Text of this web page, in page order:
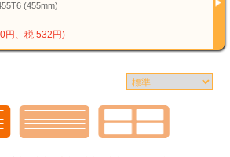
(455mm)
円、税 532円)